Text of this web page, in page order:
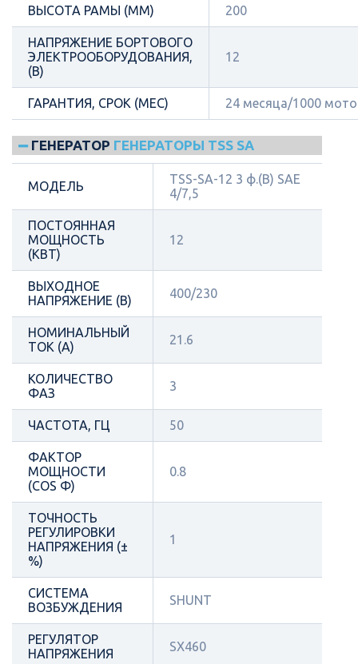
ВЫСОТА РАМЫ (ММ) 200
НАПРЯЖЕНИЕ БОРТОВОГО
ЭЛЕКТРООБОРУДОВАНИЯ,
(В)
12
ГАРАНТИЯ, СРОК (МЕС) 24 месяца/1000
ГЕНЕРАТОР ГЕНЕРАТОРЫ TSS SA
МОДЕЛЬ
TSS-SA-12 3 ф.(B) SAE
4/7,5
ПОСТОЯННАЯ
МОЩНОСТЬ
(КВТ)
12
ВЫХОДНОЕ
НАПРЯЖЕНИЕ (В)
400/230
НОМИНАЛЬНЫЙ
ТОК (А)
21.6
КОЛИЧЕСТВО
ФАЗ
3
ЧАСТОТА, ГЦ 50
ФАКТОР
МОЩНОСТИ
(COS Φ)
0.8
ТОЧНОСТЬ
РЕГУЛИРОВКИ
НАПРЯЖЕНИЯ (±
%)
1
СИСТЕМА
ВОЗБУЖДЕНИЯ
SHUNT
РЕГУЛЯТОР
НАПРЯЖЕНИЯ
SX460